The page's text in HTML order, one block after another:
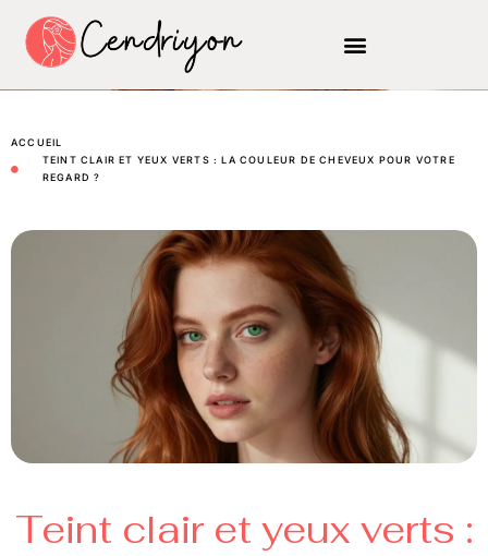
ACCUEIL
TEINT CLAIR ET YEUX VERTS : LA COULEUR DE CHEVEUX POUR VOTRE
REGARD ?
Teint clair et yeux verts :